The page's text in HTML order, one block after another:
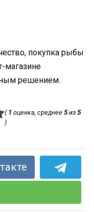
покупка рыбы
магазине
решением.
( 1 оценка, среднее 5из 5
)